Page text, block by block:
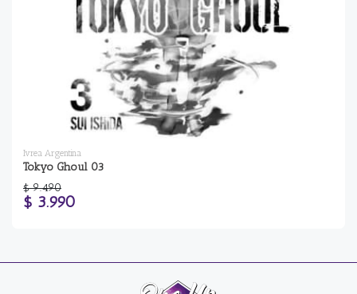
Ivrea Argentina
Tokyo Ghoul 03
$ 9.490
$ 3.990